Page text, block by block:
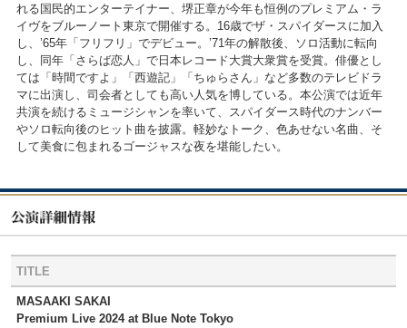
れる国民的エンターテイナー、堺正章が今年も恒例のプレミアム・ラ
イヴをブルーノート東京で開催する。16歳でザ・スパイダースに加入
し、’65年「フリフリ」でデビュー。’71年の解散後、ソロ活動に転向
し、同年「さらば恋人」で日本レコード大賞大衆賞を受賞。俳優とし
ては「時間ですよ」「西遊記」「ちゅらさん」など多数のテレビドラ
マに出演し、司会者としても高い人気を博している。本公演では近年
共演を続けるミュージシャンを率いて、スパイダース時代のナンバー
やソロ転向後のヒット曲を披露。軽妙なトーク、色あせない名曲、そ
して美食に包まれるゴージャスな夜を堪能したい。
TITLE
MASAAKI SAKAI
Premium Live 2024 at Blue Note Tokyo